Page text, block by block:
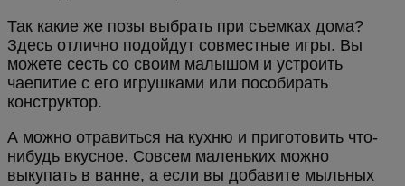
Так какие же позы выбрать при съемках дома?
Здесь отлично подойдут совместные игры. Вы
можете сесть со своим малышом и устроить
чаепитие с его игрушками или пособирать
конструктор.
А можно отравиться на кухню и приготовить что-
нибудь вкусное. Совсем маленьких можно
выкупать в ванне, а если вы добавите мыльных